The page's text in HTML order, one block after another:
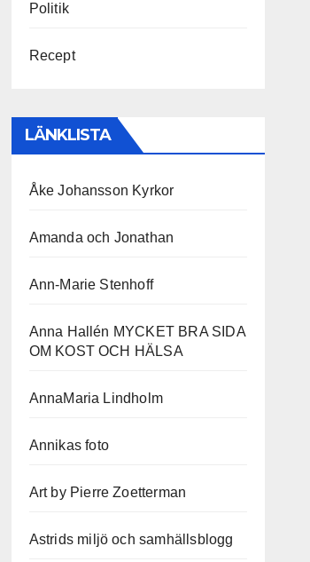
Politik
Recept
LÄNKLISTA
Åke Johansson Kyrkor
Amanda och Jonathan
Ann-Marie Stenhoff
Anna Hallén MYCKET BRA SIDA
OM KOST OCH HÄLSA
AnnaMaria Lindholm
Annikas foto
Art by Pierre Zoetterman
Astrids miljö och samhällsblogg